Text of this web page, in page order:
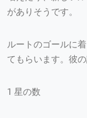
がありそうです。
ルートのゴールに
てもらいます。彼
1 星の数